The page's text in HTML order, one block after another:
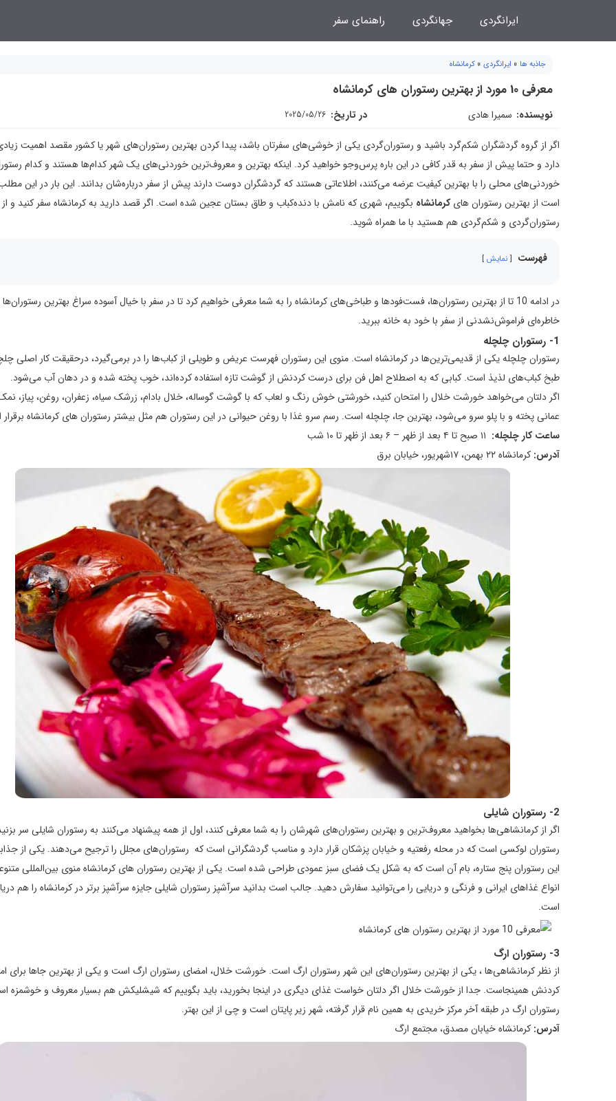
ایرانگردی جهانگردی راهنمای سفر
جاذبه ها » ایرانگردی » کرمانشاه
معرفی 10 مورد از بهترین رستوران های کرمانشاه
نویسنده: سمیرا هادی در تاریخ: 2025/05/26
اگر از گروه گردشگران شکم‌گرد باشید و رستوران‌گردی یکی از خوشی‌های سفرتان باشد، پیدا کردن بهترین رستوران‌های شهر یا کشور مقصد اهمیت
دارد و حتما پیش از سفر به قدر کافی در این باره پرس‌وجو خواهید کرد. اینکه بهترین و معروف‌ترین خوردنی‌های یک شهر کدام‌ها هستند و کدام
خوردنی‌های محلی را با بهترین کیفیت عرضه می‌کنند، اطلاعاتی هستند که گردشگران دوست دارند پیش از سفر درباره‌شان بدانند. این بار در این
است از بهترین رستوران هایکرمانشاه بگوییم، ‌شهری که نامش با دنده‌کباب و طاق بستان عجین شده است. اگر قصد دارید به کرمانشاه سفر کنید و
رستوران‌گردی و شکم‌گردی هم هستید با ما همراه شوید.
فهرست نمایش
در ادامه 10 تا از بهترین رستوران‌ها، فست‌فودها و طباخی‌های کرمانشاه را به شما معرفی خواهیم کرد تا در سفر با خیال آسوده سراغ بهترین
خاطره‌ای فراموش‌نشدنی از سفر با خود به خانه ببرید.
1- رستوران چلچله
رستوران چلچله یکی از قدیمی‌ترین‌ها در کرمانشاه است. منوی این رستوران فهرست عریض و طویلی از کباب‌ها را در برمی‌گیرد، درحقیقت کار اصلی
طبخ کباب‌های لذیذ است. کبابی که به اصطلاح اهل فن برای درست کردنش از گوشت تازه استفاده کرده‌اند، خوب پخته شده و در دهان آب می‌شود.
اگر دلتان می‌خواهد خورشت خلال را امتحان کنید، خورشتی خوش رنگ و لعاب که با گوشت گوساله، خلال بادام، زرشک سیاه، زعفران، روغن، پیاز،
عمانی پخته و با پلو سرو می‌شود، بهترین جا، چلچله است. رسم سرو غذا با روغن حیوانی در این رستوران هم مثل بیشتر رستوران های کرمانشاه
ساعت کار چلچله: ۱۱ صبح تا ۴ بعد از ظهر – ۶ بعد از ظهر تا ۱۰ شب
آدرس: کرمانشاه ۲۲ بهمن، ۱۷شهریور، خیابان برق
2- رستوران شایلی
اگر از کرمانشاهی‌ها بخواهید معروف‌ترین و بهترین رستوران‌های شهرشان را به شما معرفی کنند، اول از همه پیشنهاد می‌کنند به رستوران شایلی سر
رستوران لوکسی است که در محله رفعتیه و خیابان پزشکان قرار دارد و مناسب گردشگرانی است که رستوران‌های مجلل را ترجیح می‌دهند. یکی از
این رستوران پنج ستاره، بام آن است که به شکل یک فضای سبز عمودی طراحی شده است. یکی از بهترین رستوران های کرمانشاه منوی بین‌المللی
انواع غذاهای ایرانی و فرنگی و دریایی را می‌توانید سفارش دهید. جالب است بدانید سرآشپز رستوران شایلی جایزه سرآشپز برتر در کرمانشاه را هم
است.
3- رستوران ارگ
از نظر کرمانشاهی‌ها ، یکی از بهترین رستوران‌های این شهر رستوران ارگ است. خورشت خلال، امضای رستوران ارگ است و یکی از بهترین جاها برای
کردنش همینجاست. جدا از خورشت خلال اگر دلتان خواست غذای دیگری در اینجا بخورید، باید بگوییم که شیشلیکش هم بسیار معروف و خوشمزه
رستوران ارگ در طبقه آخر مرکز خریدی به همین نام قرار گرفته، شهر زیر پایتان است و چی از این بهتر.
آدرس: کرمانشاه خیابان مصدق، مجتمع ارگ